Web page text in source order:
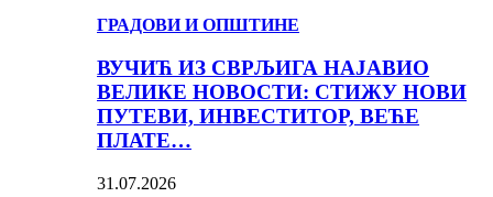
ГРАДОВИ И ОПШТИНЕ
ВУЧИЋ ИЗ СВРЉИГА НАЈАВИО
ВЕЛИКЕ НОВОСТИ: СТИЖУ НОВИ
ПУТЕВИ, ИНВЕСТИТОР, ВЕЋЕ
ПЛАТЕ…
31.07.2026